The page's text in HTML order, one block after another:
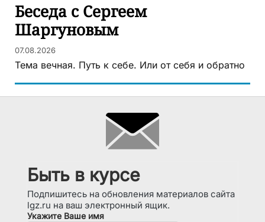
Беседа с Сергеем
Шаргуновым
07.08.2026
Тема вечная. Путь к себе. Или от себя и обратно
Быть в курсе
Подпишитесь на обновления материалов сайта
lgz.ru на ваш электронный ящик.
Укажите Ваше имя